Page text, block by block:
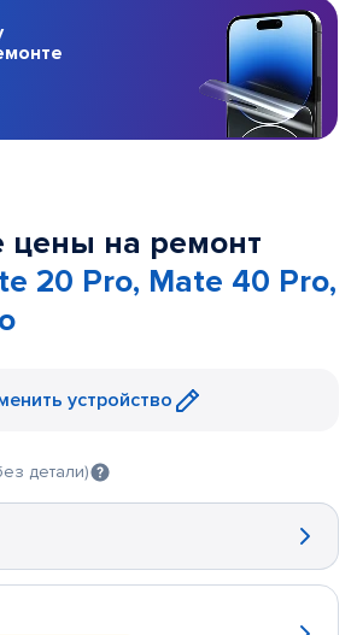
цены на ремонт
20 Pro, Mate 40 Pro,
устройство
детали)